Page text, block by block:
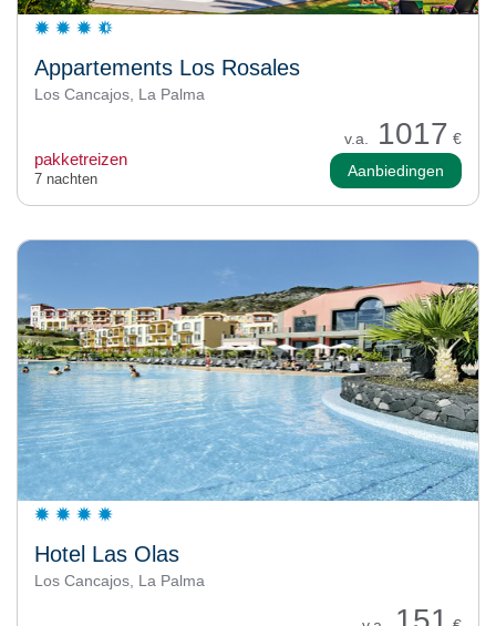
Appartements Los Rosales
Los Cancajos, La Palma
v.a. 1017 €
pakketreizen
7 nachten Aanbiedingen
Hotel Las Olas
Los Cancajos, La Palma